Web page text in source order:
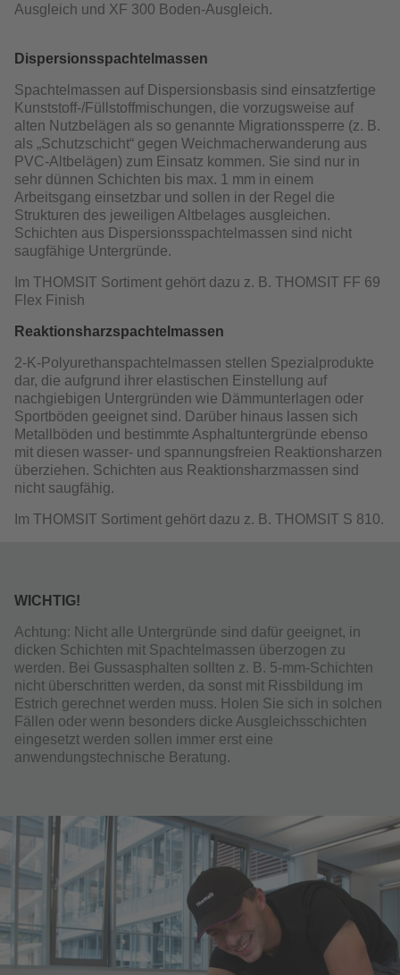
Ausgleich und XF 300 Boden-Ausgleich.
Dispersionsspachtelmassen
Spachtelmassen auf Dispersionsbasis sind einsatzfertige
Kunststoff-/Füllstoffmischungen, die vorzugsweise auf
alten Nutzbelägen als so genannte Migrationssperre (z. B.
als „Schutzschicht“ gegen Weichmacherwanderung aus
PVC-Altbelägen) zum Einsatz kommen. Sie sind nur in
sehr dünnen Schichten bis max. 1 mm in einem
Arbeitsgang einsetzbar und sollen in der Regel die
Strukturen des jeweiligen Altbelages ausgleichen.
Schichten aus Dispersionsspachtelmassen sind nicht
saugfähige Untergründe.
Im THOMSIT Sortiment gehört dazu z. B. THOMSIT FF 69
Flex Finish
Reaktionsharzspachtelmassen
2-K-Polyurethanspachtelmassen stellen Spezialprodukte
dar, die aufgrund ihrer elastischen Einstellung auf
nachgiebigen Untergründen wie Dämmunterlagen oder
Sportböden geeignet sind. Darüber hinaus lassen sich
Metallböden und bestimmte Asphaltuntergründe ebenso
mit diesen wasser- und spannungsfreien Reaktionsharzen
überziehen. Schichten aus Reaktionsharzmassen sind
nicht saugfähig.
Im THOMSIT Sortiment gehört dazu z. B. THOMSIT S 810.
WICHTIG!
Achtung: Nicht alle Untergründe sind dafür geeignet, in
dicken Schichten mit Spachtelmassen überzogen zu
werden. Bei Gussasphalten sollten z. B. 5-mm-Schichten
nicht überschritten werden, da sonst mit Rissbildung im
Estrich gerechnet werden muss. Holen Sie sich in solchen
Fällen oder wenn besonders dicke Ausgleichsschichten
eingesetzt werden sollen immer erst eine
anwendungstechnische Beratung.